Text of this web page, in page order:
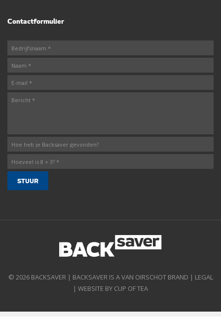
Contactformulier
© 2026 BACKSAVER | BACKSAVER IS A VAN OIRSCHOT BRAND | LEGAL
| WEBSITE BY CUP OF TEA